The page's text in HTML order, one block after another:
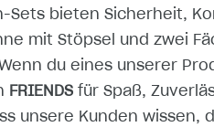
Sets bieten Sicherheit,
mit Stöpsel und zwei
du eines unserer
FRIENDS für Spaß,
unsere Kunden wissen,